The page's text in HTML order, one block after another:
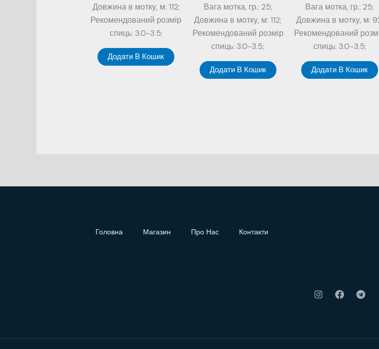
Довжина в мотку, м: 112;
Рекомендований розмір
спиць: 3.0-3.5;
Додати В Кошик
Вага мотка, гр.: 25;
Довжина в мотку, м: 112;
Рекомендований розмір
спиць: 3.0-3.5;
Додати В Кошик
Вага мотка, гр.: 25;
Довжина в мотку, м:
Рекомендований
спиць: 3.0-3.5;
Додати В Кошик
Головна Магазин Про Нас Контакти